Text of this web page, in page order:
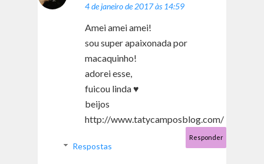
4 de janeiro de 2017 às 14:59
Amei amei amei!
sou super apaixonada por
macaquinho!
adorei esse,
fuicou linda ♥
beijos
http://www.tatycamposblog.com/
Responder
Respostas